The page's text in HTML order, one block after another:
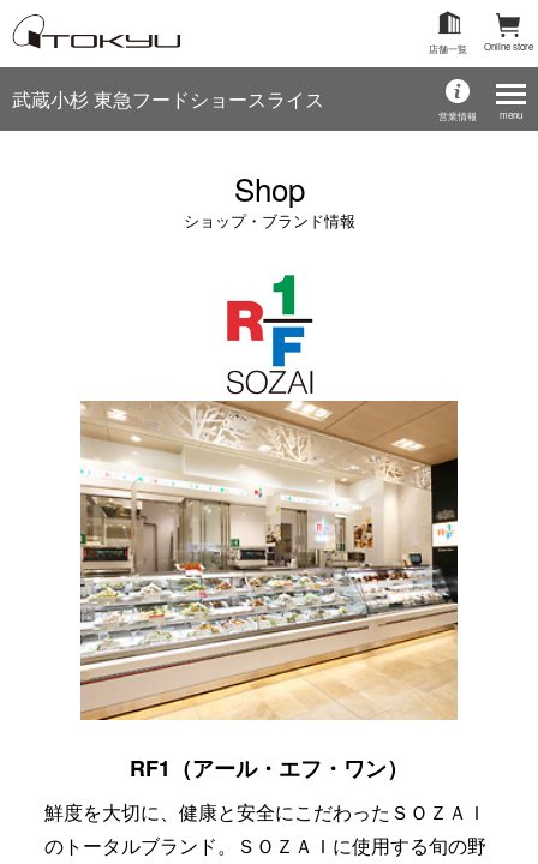
Online store
店舗一覧
武蔵小杉 東急フードショースライス
営業情報
Shop
ショップ・ブランド情報
RF1（アール・エフ・ワン）
鮮度を大切に、健康と安全にこだわったＳＯＺＡＩ
のトータルブランド。ＳＯＺＡＩに使用する旬の野
menu